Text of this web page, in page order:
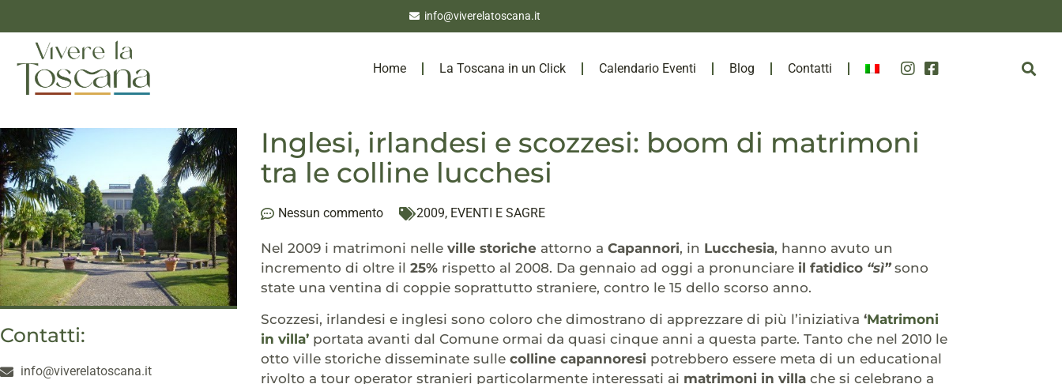
info@viverelatoscana.it
Home La Toscana in un Click Calendario Eventi Blog Contatti
Contatti:
info@viverelatoscana.it
Inglesi, irlandesi e scozzesi: boom di matrimoni
tra le colline lucchesi
Nessun commento 2009, EVENTI E SAGRE
Nel 2009 i matrimoni nelle ville storiche attorno a Capannori, in Lucchesia, hanno avuto un
incremento di oltre il 25% rispetto al 2008. Da gennaio ad oggi a pronunciare il fatidico “sì”sono
state una ventina di coppie soprattutto straniere, contro le 15 dello scorso anno.
Scozzesi, irlandesi e inglesi sono coloro che dimostrano di apprezzare di più l’iniziativa ‘Matrimoni
in villa’ portata avanti dal Comune ormai da quasi cinque anni a questa parte. Tanto che nel 2010 le
otto ville storiche disseminate sulle colline capannoresi potrebbero essere meta di un educational
rivolto a tour operator stranieri particolarmente interessati ai matrimoni in villa che si celebrano a